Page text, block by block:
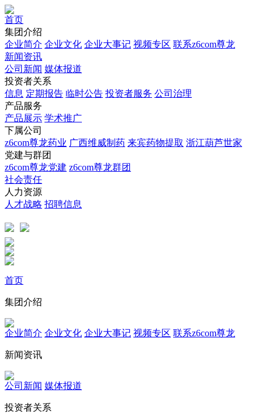
首页
集团介绍
企业简介 企业文化 企业⼤事记 视频专区 联系z6com尊龙
新闻资讯
公司新闻 媒体报道
投资者关系
信息 定期报告 临时公告 投资者服务 公司治理
产品服务
产品展示 学术推广
下属公司
z6com尊龙药业 广西维威制药 来宾药物提取 浙江葫芦世家
党建与群团
z6com尊龙党建 z6com尊龙群团
社会责任
人力资源
人才战略 招聘信息
首页
集团介绍
企业简介 企业文化 企业⼤事记 视频专区 联系z6com尊龙
新闻资讯
公司新闻 媒体报道
投资者关系